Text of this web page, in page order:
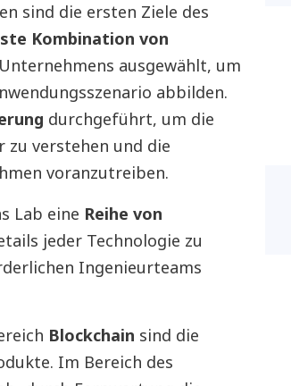
sind die ersten Ziele des
Kombination von
ausgewählt, um
abbilden.
durchgeführt, um die
zu verstehen und die
voranzutreiben.
Lab eine Reihe von
jeder Technologie zu
Ingenieurteams
Blockchain sind die
Im Bereich des